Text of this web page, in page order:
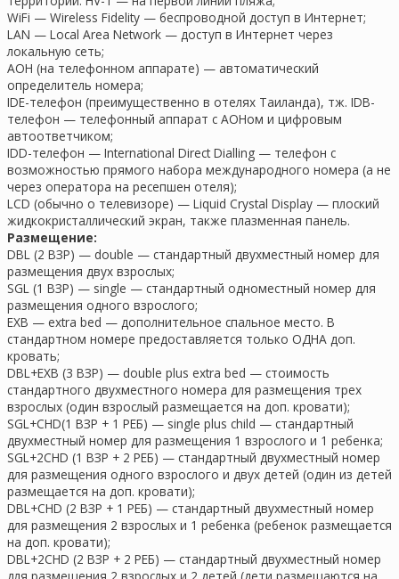
WiFi — Wireless Fidelity — беспроводной доступ в Интернет;
LAN — Local Area Network — доступ в Интернет через
локальную сеть;
АОН (на телефонном аппарате) — автоматический
определитель номера;
IDE-телефон (преимущественно в отелях Таиланда), тж. IDB-
телефон — телефонный аппарат с АОНом и цифровым
автоответчиком;
IDD-телефон — International Direct Dialling — телефон с
возможностью прямого набора международного номера (а не
через оператора на ресепшен отеля);
LCD (обычно о телевизоре) — Liquid Crystal Display — плоский
жидкокристаллический экран, также плазменная панель.
Размещение:
DBL (2 ВЗР) — double — стандартный двухместный номер для
размещения двух взрослых;
SGL (1 ВЗР) — single — стандартный одноместный номер для
размещения одного взрослого;
EXB — extra bed — дополнительное спальное место. В
стандартном номере предоставляется только ОДНА доп.
кровать;
DBL+EXB (3 ВЗР) — double plus extra bed — стоимость
стандартного двухместного номера для размещения трех
взрослых (один взрослый размещается на доп. кровати);
SGL+CHD(1 ВЗР + 1 РЕБ) — single plus child — стандартный
двухместный номер для размещения 1 взрослого и 1 ребенка;
SGL+2CHD (1 ВЗР + 2 РЕБ) — стандартный двухместный номер
для размещения одного взрослого и двух детей (один из детей
размещается на доп. кровати);
DBL+CHD (2 ВЗР + 1 РЕБ) — стандартный двухместный номер
для размещения 2 взрослых и 1 ребенка (ребенок размещается
на доп. кровати);
DBL+2CHD (2 ВЗР + 2 РЕБ) — стандартный двухместный номер